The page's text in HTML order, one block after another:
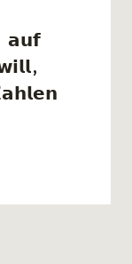
𝗮𝘂𝗳